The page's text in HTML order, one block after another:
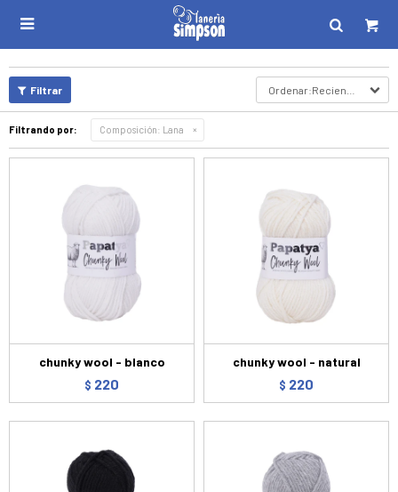

Recientes
Filtrando por: Composición: Lana
chunky wool - blanco
$ 220
chunky wool - natural
$ 220